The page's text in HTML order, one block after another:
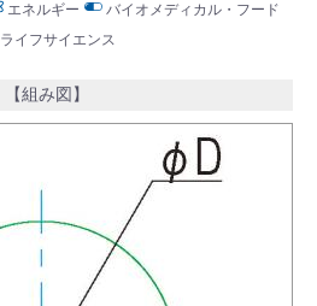
エネルギー
バイオメディカル・フード
ライフサイエンス
【組み図】